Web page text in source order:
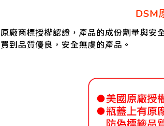
DSM
原廠商標授權認證，產品的成份劑量與安
買到品質優良，安全無虞的產品。